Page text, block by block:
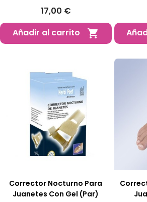
17,00 €
Añadir al carrito

Corrector Nocturno Para
Juanetes Con Gel (Par)